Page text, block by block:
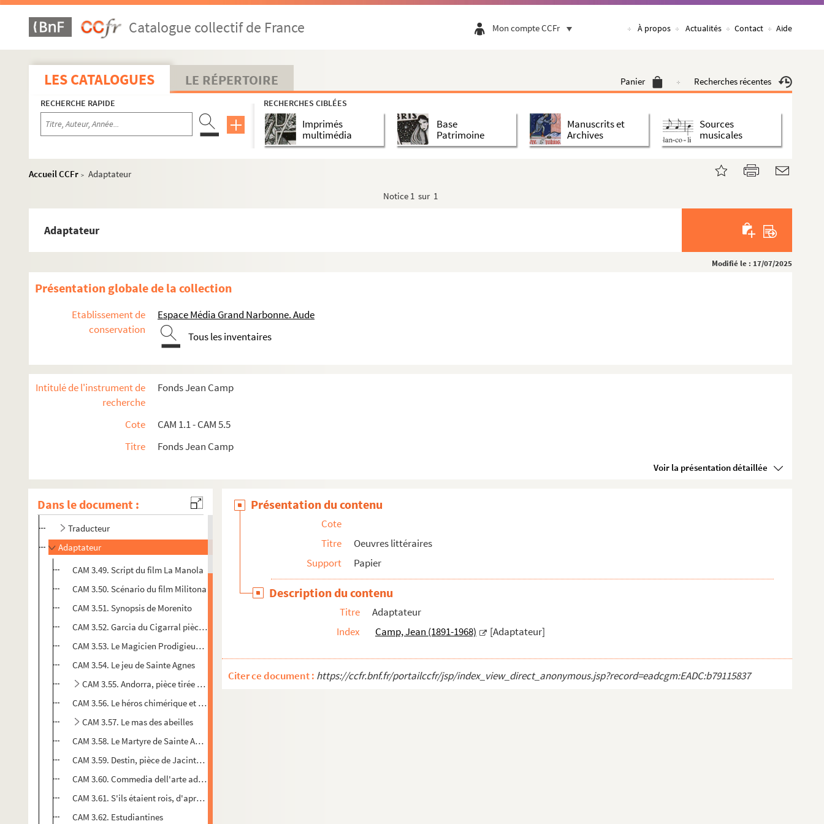
Catalogue collectif de France Mon compte CCFr À propos Actualités Contact Aide
LES CATALOGUES LE RÉPERTOIRE Panier Recherches récentes
RECHERCHE RAPIDE RECHERCHES CIBLÉES
Imprimés
multimédia
Base
Patrimoine
Manuscrits et
Archives
Sources
musicales
Accueil CCFr > Adaptateur
Notice 1 sur 1
Adaptateur
Modifié le : 17/07/2025
Présentation globale de la collection
Etablissement de
conservation
Espace Média Grand Narbonne. Aude
Tous les inventaires
Intitulé de l'instrument de
recherche
Fonds Jean Camp
Cote
CAM 1.1 - CAM 5.5
Titre
Fonds Jean Camp
Voir la présentation détaillée
Dans le document :
Documents personnels
Oeuvres littéraires
Auteur
Traducteur
Adaptateur
CAM 3.49. Script du film La Manola
CAM 3.50. Scénario du film Militona
CAM 3.51. Synopsis de Morenito
CAM 3.52. Garcia du Cigarral pièce en 3 actes et 6 tableaux d'après Rojas Zorilla (1607-1648)
CAM 3.53. Le Magicien Prodigieux d'après P. Calderon de la Barca
CAM 3.54. Le jeu de Sainte Agnes
CAM 3.55. Andorra, pièce tirée du roman d'Isabelle Sandy
CAM 3.56. Le héros chimérique et son étonnant écuyer, pièce radiophonique
CAM 3.57. Le mas des abeilles
CAM 3.58. Le Martyre de Sainte Agnès
CAM 3.59. Destin, pièce de Jacinto Grau
CAM 3.60. Commedia dell'arte adaptée au goût français
CAM 3.61. S'ils étaient rois, d'après Santos Vega
CAM 3.62. Estudiantines
Présentation du contenu
Cote
Titre
Oeuvres littéraires
Support
Papier
Description du contenu
Titre
Adaptateur
Index
Camp, Jean (1891-1968) [Adaptateur]
Citer ce document : https://ccfr.bnf.fr/portailccfr/jsp/index_view_direct_anonymous.jsp?record=eadcgm:EADC:b79115837